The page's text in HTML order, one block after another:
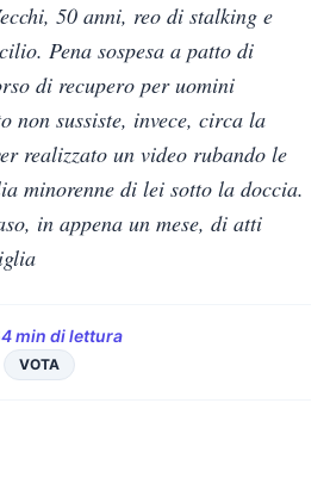
50 anni, reo di stalking e
Pena sospesa a patto di
di recupero per uomini
non sussiste, invece, circa la
realizzato un video rubando le
minorenne di lei sotto la doccia.
in appena un mese, di atti
4 min di lettura
VOTA